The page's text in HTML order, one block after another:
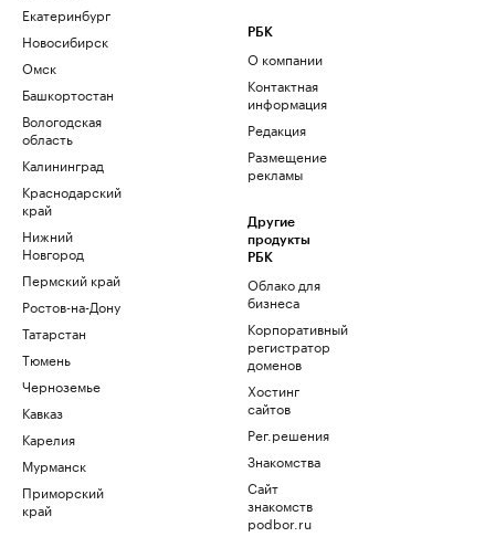
Екатеринбург
Новосибирск
Омск
Башкортостан
Вологодская
область
Калининград
Краснодарский
край
Нижний
Новгород
Пермский край
Ростов-на-Дону
Татарстан
Тюмень
Черноземье
Кавказ
Карелия
Мурманск
Приморский
край
РБК
О компании
Контактная
информация
Редакция
Размещение
рекламы
Другие
продукты
РБК
Облако для
бизнеса
Корпоративный
регистратор
доменов
Хостинг
сайтов
Рег.решения
Знакомства
Сайт
знакомств
podbor.ru